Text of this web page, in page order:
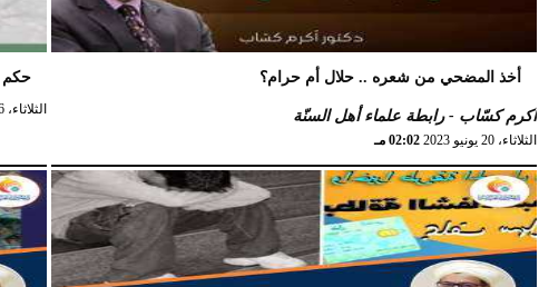
أخذ المضحي من شعره .. حلال أم حرام؟
أكرم كسّاب - رابطة علماء أهل السنّة
الثلاثاء، 20 يونيو 2023 02:02 مـ
حكم
الثلاثاء، 16 مايو 2023